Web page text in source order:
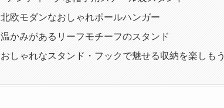
北欧モダンなおしゃれポールハンガー
温かみがあるリーフモチーフのスタンド
おしゃれなスタンド・フックで魅せる収納を楽しもう